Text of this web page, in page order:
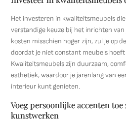
Het investeren in kwaliteitsmeubels
verstandige keuze bij het inrichten van
kosten misschien hoger zijn, zul je op
doordat je niet constant meubels
Kwaliteitsmeubels zijn duurzaam,
esthetiek, waardoor je jarenlang van
interieur kunt genieten.
Voeg persoonlijke accenten toe
kunstwerken